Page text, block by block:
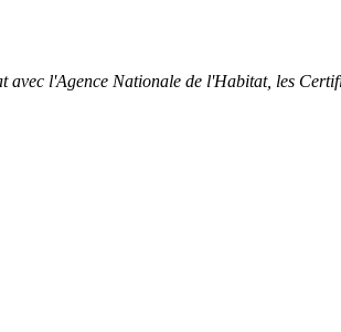
avec l'Agence Nationale de l'Habitat, les